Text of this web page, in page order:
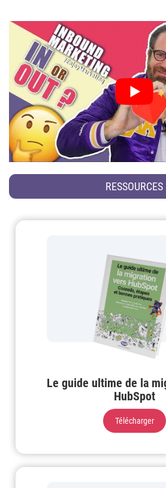
RESSOURCES
Le guide ultime de la
HubSpot
Télécharger